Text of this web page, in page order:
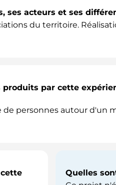
ses acteurs et ses
du territoire.
par cette
personnes autour d'un
Quelles